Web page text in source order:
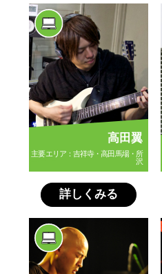
高田翼
主要エリア：吉祥寺・高田馬場・所
沢
詳しくみる